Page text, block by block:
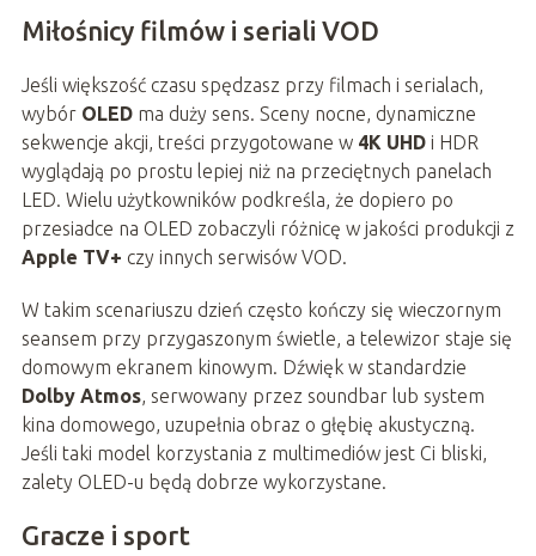
Miłośnicy filmów i seriali VOD
Jeśli większość czasu spędzasz przy filmach i serialach,
wybór OLEDma duży sens. Sceny nocne, dynamiczne
sekwencje akcji, treści przygotowane w 4K UHDi HDR
wyglądają po prostu lepiej niż na przeciętnych panelach
LED. Wielu użytkowników podkreśla, że dopiero po
przesiadce na OLED zobaczyli różnicę w jakości produkcji z
Apple TV+ czy innych serwisów VOD.
W takim scenariuszu dzień często kończy się wieczornym
seansem przy przygaszonym świetle, a telewizor staje się
domowym ekranem kinowym. Dźwięk w standardzie
Dolby Atmos, serwowany przez soundbar lub system
kina domowego, uzupełnia obraz o głębię akustyczną.
Jeśli taki model korzystania z multimediów jest Ci bliski,
zalety OLED-u będą dobrze wykorzystane.
Gracze i sport